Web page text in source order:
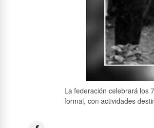
La federación celebrará los
formal, con actividades